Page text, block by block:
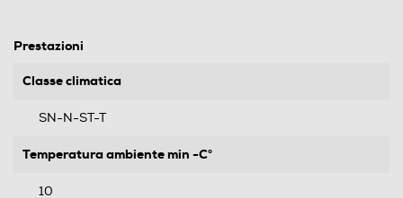
Prestazioni
Classe climatica
SN-N-ST-T
Temperatura ambiente min -C°
10